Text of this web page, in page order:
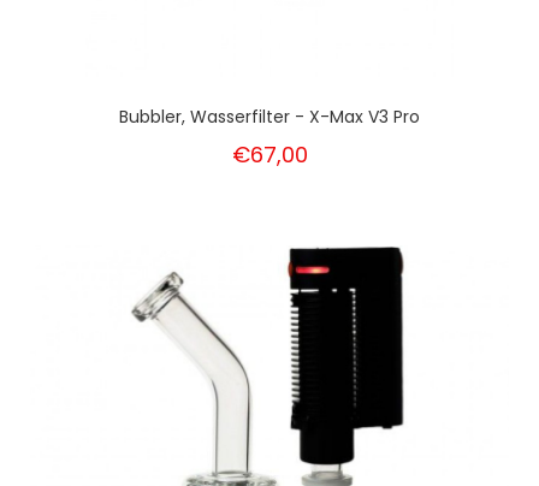
Bubbler, Wasserfilter - X-Max V3 Pro
€67,00